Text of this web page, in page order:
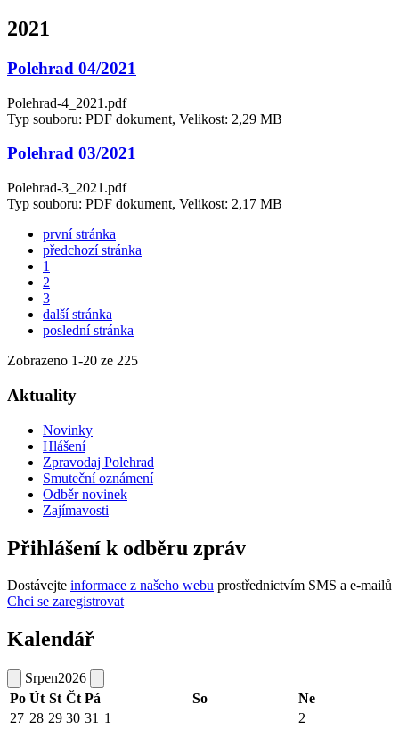
2021
Polehrad 04/2021
Polehrad-4_2021.pdf
Typ souboru: PDF dokument, Velikost: 2,29 MB
Polehrad 03/2021
Polehrad-3_2021.pdf
Typ souboru: PDF dokument, Velikost: 2,17 MB
první stránka
předchozí stránka
1
2
3
další stránka
poslední stránka
Zobrazeno 1-20 ze 225
Aktuality
Novinky
Hlášení
Zpravodaj Polehrad
Smuteční oznámení
Odběr novinek
Zajímavosti
Přihlášení k odběru zpráv
Dostávejte informace z našeho webu prostřednictvím SMS a e-mailů
Chci se zaregistrovat
Kalendář
Srpen2026
Po Út St Čt Pá So
Ne
27 28 29 30 31 1 2